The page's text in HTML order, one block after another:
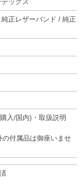
正レザーバンド / 純正
入/国内)・取扱説明
付属品は御座いませ